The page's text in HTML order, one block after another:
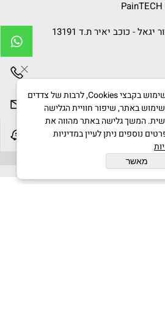
- כוכב יאיר ת.ד 13191
לידיעתך, באתרנו נעשה שימוש בקבצי Cookies, לרבות של צדדים
באתר, שיפור חוויית הגלישה
המשך גלישה באתר מהווה את
נוספים ניתן לעיין במדיניות
מאשר